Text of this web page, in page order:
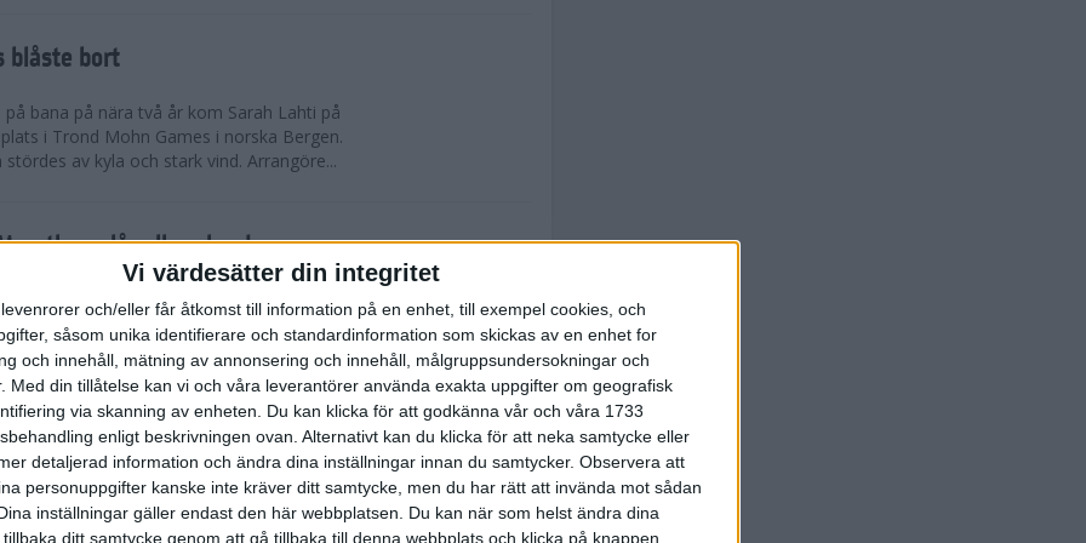
Vi värdesätter din integritet
och/eller får åtkomst till information på en enhet, till exempel cookies, och
såsom unika identifierare och standardinformation som skickas av en enhet for
och innehåll, mätning av annonsering och innehåll, målgruppsundersokningar och
Med din tillåtelse kan vi och våra leverantörer använda exakta uppgifter om geografisk
via skanning av enheten. Du kan klicka för att godkänna vår och våra 1733
enligt beskrivningen ovan. Alternativt kan du klicka för att neka samtycke eller
detaljerad information och ändra dina inställningar innan du samtycker. Observera att
personuppgifter kanske inte kräver ditt samtycke, men du har rätt att invända mot sådan
inställningar gäller endast den här webbplatsen. Du kan när som helst ändra dina
ditt samtycke genom att gå tillbaka till denna webbplats och klicka på knappen
blåste bort
bana på nära två år kom Sarah Lahti på
i Trond Mohn Games i norska Bergen.
av kyla och stark vind. Arrangöre...
slår alla rekord
i mål. Rekord i båda fallen. Det är 1863 fler
på adidas Stockholm Marathon. Och trots de
sjukdomsfall.
och dubbelt Etiopien i
Stockholm Marathon 2025
Marathon vanns i herrklassen av Onemus
och av Shewarge Alene från Etiopien i